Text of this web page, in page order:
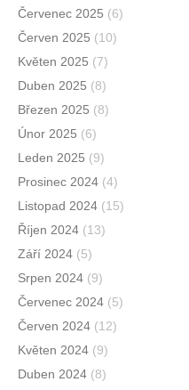
Červenec 2025 (6)
Červen 2025 (10)
Květen 2025 (7)
Duben 2025 (8)
Březen 2025 (8)
Únor 2025 (6)
Leden 2025 (9)
Prosinec 2024 (4)
Listopad 2024 (15)
Říjen 2024 (13)
Září 2024 (5)
Srpen 2024 (9)
Červenec 2024 (5)
Červen 2024 (12)
Květen 2024 (9)
Duben 2024 (8)